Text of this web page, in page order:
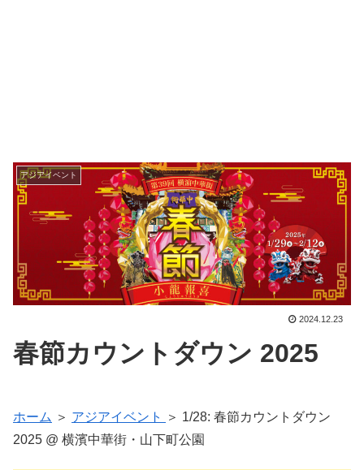
アジアイベント
2024.12.23
春節カウントダウン 2025
ホーム ＞ アジアイベント
＞ 1/28: 春節カウントダウン
2025 @ 横濱中華街・山下町公園